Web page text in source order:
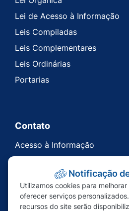
Lei de Acesso à Informação
Leis Compiladas
Leis Complementares
Leis Ordinárias
Portarias
Contato
Acesso à Informação
Carta de Serviços
Telefones Úteis
Notificação
Utilizamos cookies para
oferecer serviços
recursos do site serão